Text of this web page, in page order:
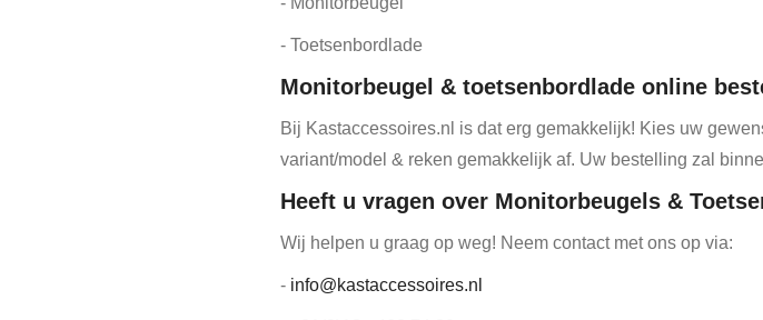
- Toetsenbordlade
Monitorbeugel & toetsenbordlade online
Bij Kastaccessoires.nl is dat erg gemakkelijk! Kies uw
variant/model & reken gemakkelijk af. Uw bestelling zal
Heeft u vragen over Monitorbeugels &
Wij helpen u graag op weg! Neem contact met ons op via:
- info@kastaccessoires.nl